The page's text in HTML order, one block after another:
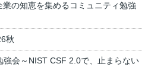
の知恵を集めるコミュニティ勉強
秋
強会～NIST CSF 2.0で、止まらない